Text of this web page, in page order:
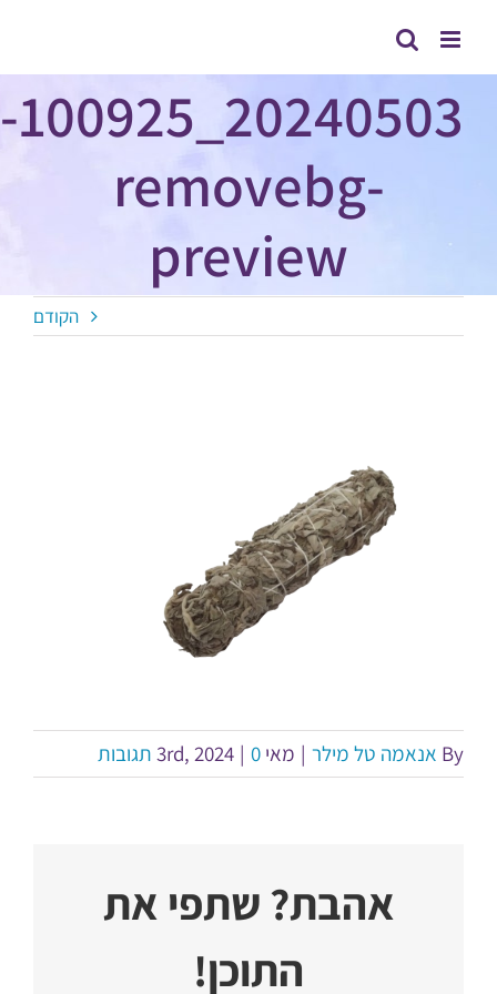
20240503_100925-
removebg-
preview
הקודם
By אנאמה טל מילר | מאי 3rd, 2024 | 0 תגובות
אהבת? שתפי את
התוכן!